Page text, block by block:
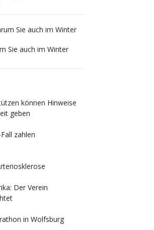
Sie auch im Winter
können Hinweise
geben
zahlen
Der Verein
in Wolfsburg